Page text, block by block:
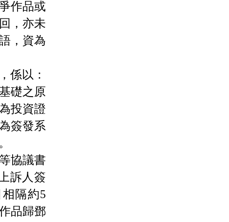
作品或
，亦未
，資為
係以：
礎之原
投資證
簽發系
協議書
訴人簽
隔約5
品歸鄧